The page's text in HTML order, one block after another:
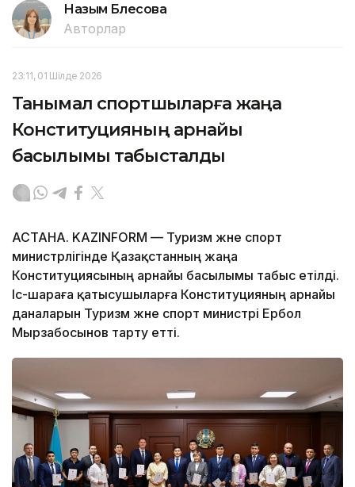
Назым Бөлесова
Авторлар
23:11, 01 Шілде 2026
Танымал спортшыларға жаңа
Конституцияның арнайы
басылымы табысталды
АСТАНА. KAZINFORM — Туризм және спорт
министрлігінде Қазақстанның жаңа
Конституциясының арнайы басылымы табыс етілді.
Іс-шараға қатысушыларға Конституцияның арнайы
даналарын Туризм және спорт министрі Ербол
Мырзабосынов тарту етті.